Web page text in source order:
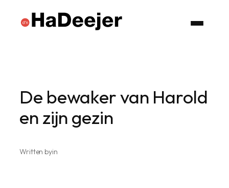
naar
De bewaker van Harold
en zijn gezin
Written byin